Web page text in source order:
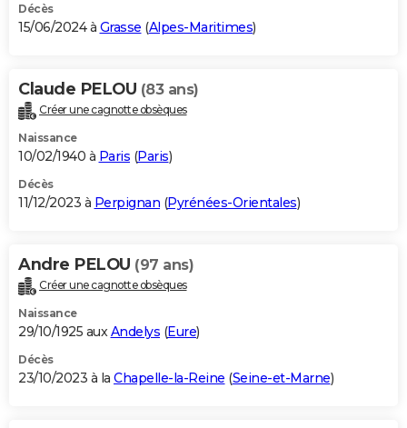
Décès
15/06/2024 à Grasse (Alpes-Maritimes)
Claude PELOU (83 ans)
Créer une cagnotte obsèques
Naissance
10/02/1940 à Paris (Paris)
Décès
11/12/2023 à Perpignan (Pyrénées-Orientales)
Andre PELOU (97 ans)
Créer une cagnotte obsèques
Naissance
29/10/1925 auxAndelys (Eure)
Décès
23/10/2023 à la Chapelle-la-Reine (Seine-et-Marne)